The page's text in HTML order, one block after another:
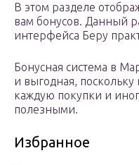
В этом разделе
вам бонусов. Данный
интерфейса Беру
Бонусная система в
и выгодная, поскольку
каждую покупки и
полезными.
Избранное